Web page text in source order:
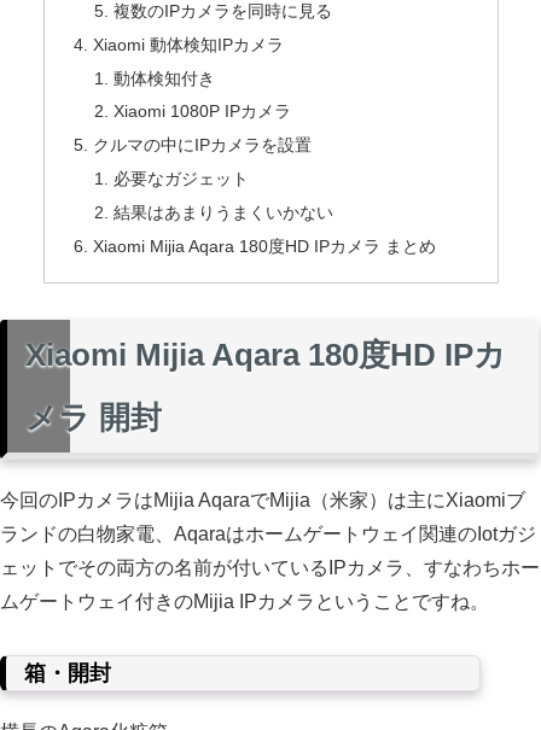
複数のIPカメラを同時に見る
Xiaomi 動体検知IPカメラ
動体検知付き
Xiaomi 1080P IPカメラ
クルマの中にIPカメラを設置
必要なガジェット
結果はあまりうまくいかない
Xiaomi Mijia Aqara 180度HD IPカメラ まとめ
Xiaomi Mijia Aqara 180度HD IPカ
メラ 開封
今回のIPカメラはMijia AqaraでMijia（米家）は主にXiaomiブ
ランドの白物家電、Aqaraはホームゲートウェイ関連のIotガジ
ェットでその両方の名前が付いているIPカメラ、すなわちホー
ムゲートウェイ付きのMijia IPカメラということですね。
箱・開封